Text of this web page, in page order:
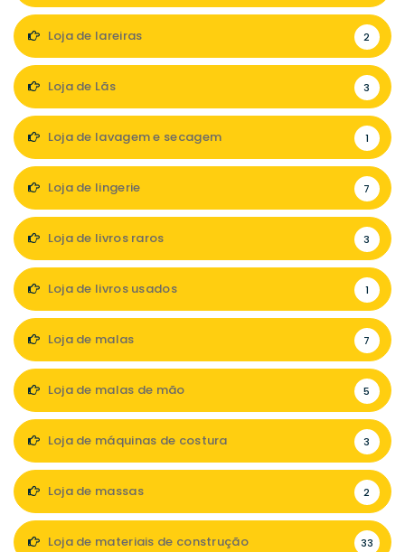
Loja de lareiras 2
Loja de Lãs 3
Loja de lavagem e secagem 1
Loja de lingerie 7
Loja de livros raros 3
Loja de livros usados 1
Loja de malas 7
Loja de malas de mão 5
Loja de máquinas de costura 3
Loja de massas 2
Loja de materiais de construção 33